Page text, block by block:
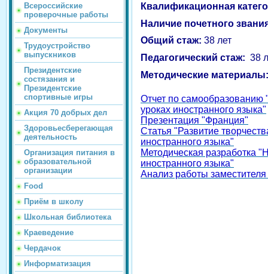
Всероссийские
проверочные работы
Документы
Трудоустройство
выпускников
Президентские
состязания и
Президентские
спортивные игры
Акция 70 добрых дел
Здоровьесберегающая
деятельность
Организация питания в
образовательной
организации
Food
Приём в школу
Школьная библиотека
Краеведение
Чердачок
Информатизация
Квалификационная
Наличие почетного
Общий стаж: 38 лет
Педагогический стаж: 38
Методические материалы:
Отчет по самообразованию
уроках иностранного языка"
Презентация "Франция"
Статья "Развитие
иностранного языка"
Методическая разработка
иностранного языка"
Анализ работы